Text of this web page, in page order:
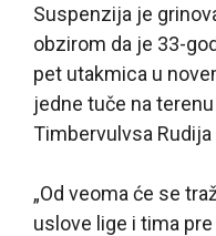
Suspenzija je
obzirom da je 33-
pet utakmica u
jedne tuče na
Timbervulvsa Rudija
„Od veoma će se
uslove lige i tima